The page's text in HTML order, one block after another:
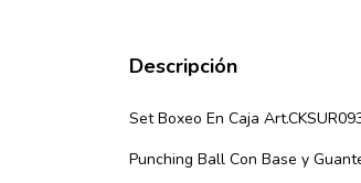
Descripción
Set Boxeo En Caja
Punching Ball Con Base y